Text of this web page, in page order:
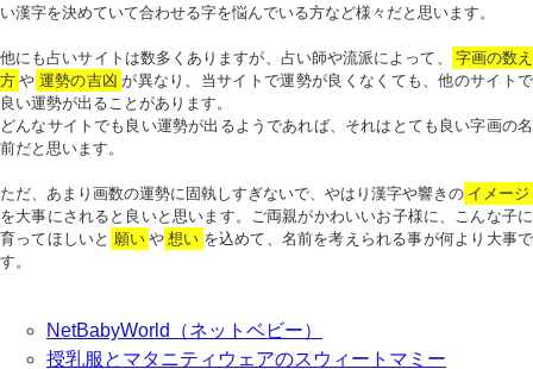
い漢字を決めていて合わせる字を悩んでいる方など様々だと思います。
他にも占いサイトは数多くありますが、占い師や流派によって、
字画の数え
方 や 運勢の吉凶 が異なり、当サイトで運勢が良くなくても、他のサイトで
良い運勢が出ることがあります。
どんなサイトでも良い運勢が出るようであれば、それはとても良い字画の名
前だと思います。
ただ、あまり画数の運勢に固執しすぎないで、やはり漢字や響きの イメージ
を大事にされると良いと思います。ご両親がかわいいお子様に、こんな子に
育ってほしいと 願い や 想い を込めて、名前を考えられる事が何より大事で
す。
NetBabyWorld（ネットベビー）
授乳服とマタニティウェアのスウィートマミー